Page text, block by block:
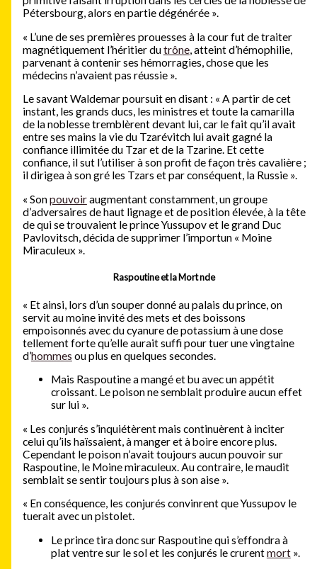
Pétersbourg, alors en partie dégénérée ».
« L’une de ses premières prouesses à la cour fut de traiter
magnétiquement l’héritier dutrône, atteint d’hémophilie,
parvenant à contenir ses hémorragies, chose que les
médecins n’avaient pas réussie ».
Le savant Waldemar poursuit en disant : « A partir de cet
instant, les grands ducs, les ministres et toute la camarilla
de la noblesse tremblèrent devant lui, car le fait qu’il avait
entre ses mains la vie du Tzarévitch lui avait gagné la
confiance illimitée du Tzar et de la Tzarine. Et cette
confiance, il sut l’utiliser à son profit de façon très cavalière ;
il dirigea à son gré les Tzars et par conséquent, la Russie ».
« Sonpouvoiraugmentant constamment, un groupe
d’adversaires de haut lignage et de position élevée, à la tête
de qui se trouvaient le prince Yussupov et le grand Duc
Pavlovitsch, décida de supprimer l’importun « Moine
Miraculeux ».
Raspoutine et la Mort nde
« Et ainsi, lors d’un souper donné au palais du prince, on
servit au moine invité des mets et des boissons
empoisonnés avec du cyanure de potassium à une dose
tellement forte qu’elle aurait suffi pour tuer une vingtaine
d’hommes ou plus en quelques secondes.
Mais Raspoutine a mangé et bu avec un appétit
croissant. Le poison ne semblait produire aucun effet
sur lui ».
« Les conjurés s’inquiétèrent mais continuèrent à inciter
celui qu’ils haïssaient, à manger et à boire encore plus.
Cependant le poison n’avait toujours aucun pouvoir sur
Raspoutine, le Moine miraculeux. Au contraire, le maudit
semblait se sentir toujours plus à son aise ».
« En conséquence, les conjurés convinrent que Yussupov le
tuerait avec un pistolet.
Le prince tira donc sur Raspoutine qui s’effondra à
plat ventre sur le sol et les conjurés le crurentmort».